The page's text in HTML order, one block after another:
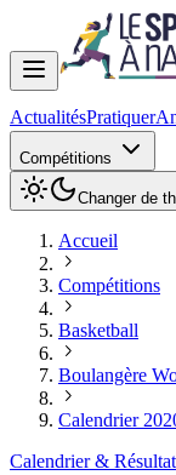
ActualitésPratiquer
Compétitions
Changer de
Accueil
Compétitions
Basketball
Boulangère
Calendrier
Calendrier &